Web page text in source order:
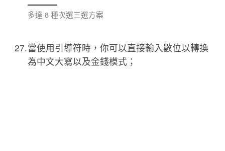
多達 8 種次選三選方案
當使用引導符時，你可以直接輸入數位以轉換
為中文大寫以及金錢模式；